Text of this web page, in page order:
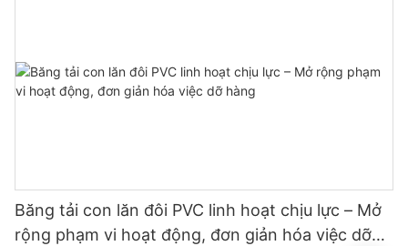
Băng tải con lăn đôi PVC linh hoạt chịu lực – Mở
rộng phạm vi hoạt động, đơn giản hóa việc dỡ